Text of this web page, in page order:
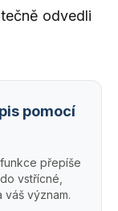
odvedli
pomocí
přepíše
vstřícné,
význam.